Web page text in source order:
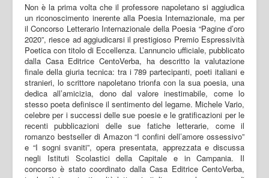
Non è la prima volta che il professore napoletano si aggiudica
un riconoscimento inerente alla Poesia Internazionale, ma per
il Concorso Letterario Internazionale della Poesia “Pagine d’oro
2020”, riesce ad aggiudicarsi il prestigioso Premio Espressività
Poetica con titolo di Eccellenza. L’annuncio ufficiale, pubblicato
dalla Casa Editrice CentoVerba, ha descritto la valutazione
finale della giuria tecnica: tra i 789 partecipanti, poeti italiani e
stranieri, lo scrittore napoletano trionfa con la sua poesia, una
dedica all’amicizia, dono dal valore inestimabile, come lo
stesso poeta definisce il sentimento del legame. Michele Vario,
celebre per i successi delle sue poesie e le gratificazioni per le
recenti pubblicazioni delle sue fatiche letterarie, come il
romanzo bestseller di Amazon “I confini dell’amore ossessivo”
e “I sogni svaniti”, opera presentata, apprezzata e discussa
negli Istituti Scolastici della Capitale e in Campania. Il
concorso è stato coordinato dalla Casa Editrice CentoVerba,